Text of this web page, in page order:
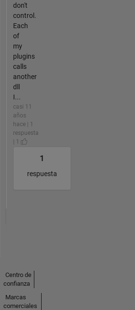
don't
control.
Each
of
my
plugins
calls
another
dll
I...
casi 11
años
hace | 1
respuesta
| 1
1
respuesta
Centro de
confianza
Marcas
comerciales